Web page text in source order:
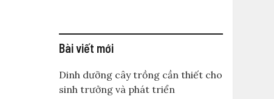
Bài viết mới
Dinh dưỡng cây trồng cần thiết cho
sinh trưởng và phát triển